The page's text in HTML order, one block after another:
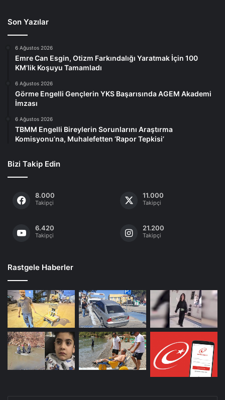
Son Yazılar
6 Ağustos 2026
Emre Can Esgin, Otizm Farkındalığı Yaratmak İçin 100
KM’lik Koşuyu Tamamladı
6 Ağustos 2026
Görme Engelli Gençlerin YKS Başarısında AGEM Akademi
İmzası
6 Ağustos 2026
TBMM Engelli Bireylerin Sorunlarını Araştırma
Komisyonu’na, Muhalefetten ‘Rapor Tepkisi’
Bizi Takip Edin
8.000
Takipçi
11.000
Takipçi
6.420
Takipçi
21.200
Takipçi
Rastgele Haberler